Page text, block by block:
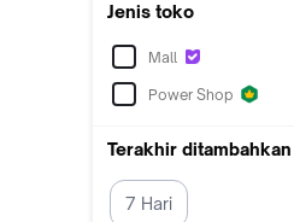
Jenis toko
Mall
Power Shop
Terakhir ditambahkan
7 Hari